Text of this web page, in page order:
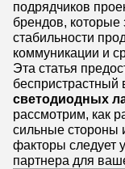
подрядчиков
брендов, которые
стабильности
коммуникации и
Эта статья
беспристрастный
светодиодных
рассмотрим, как
сильные стороны
факторы следует
партнера для